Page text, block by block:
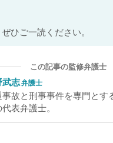
ひご一読ください。
武志弁護士
事故と刑事事件を専門とす
代表弁護士。